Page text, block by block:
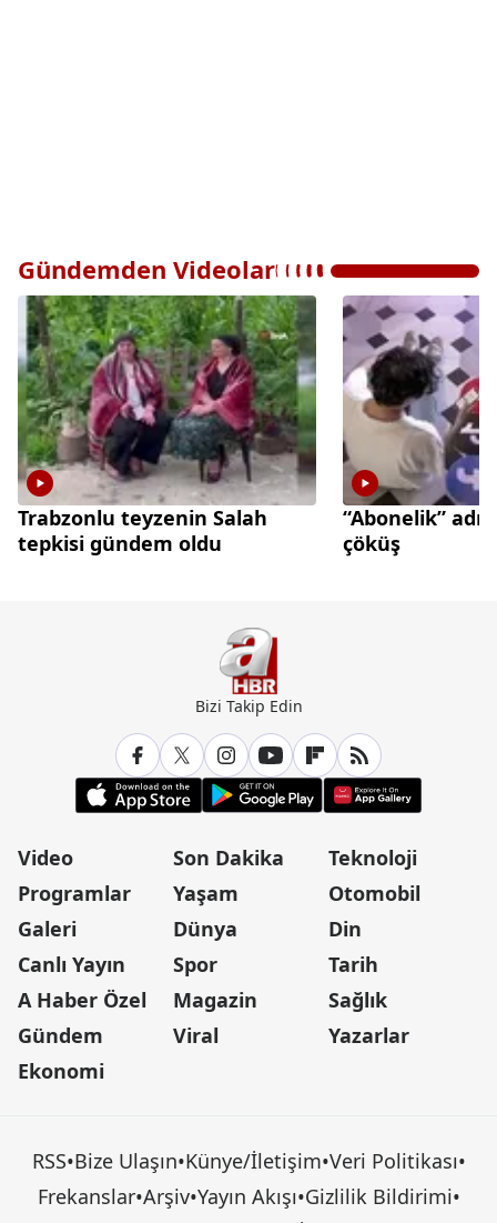
Gündemden Videolar
Trabzonlu teyzenin Salah
tepkisi gündem oldu
“Abonelik” adı
çöküş
Bizi Takip Edin
Video
Programlar
Galeri
Canlı Yayın
A Haber Özel
Gündem
Ekonomi
Son Dakika
Yaşam
Dünya
Spor
Magazin
Viral
Teknoloji
Otomobil
Din
Tarih
Sağlık
Yazarlar
RSS•Bize Ulaşın•Künye/İletişim•Veri Politikası•
Frekanslar•Arşiv•Yayın Akışı•Gizlilik Bildirimi•